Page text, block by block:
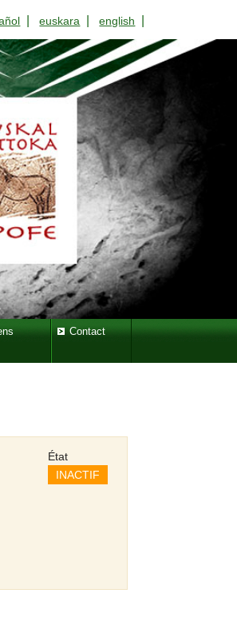
|euskara |english
Contact
État
INACTIF